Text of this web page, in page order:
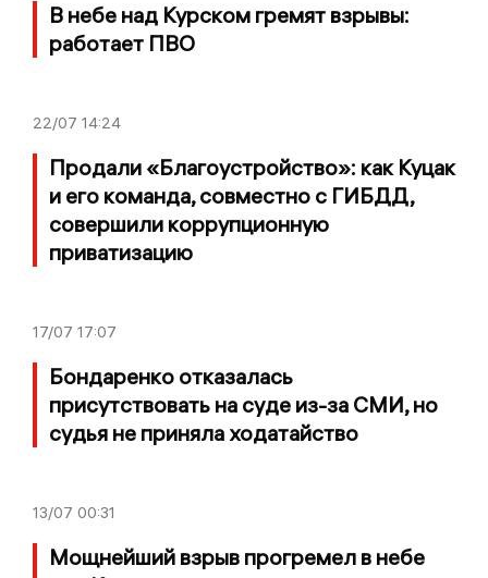
В небе над Курском гремят взрывы:
работает ПВО
22/07 14:24
Продали «Благоустройство»: как Куцак
и его команда, совместно с ГИБДД,
совершили коррупционную
приватизацию
17/07 17:07
Бондаренко отказалась
присутствовать на суде из-за СМИ, но
судья не приняла ходатайство
13/07 00:31
Мощнейший взрыв прогремел в небе